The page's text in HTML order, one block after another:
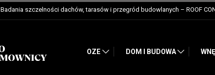
Właściwości, zastosowanie i zalety dla profesjonalistów płyt PIR
OZE DOM I BUDOWA